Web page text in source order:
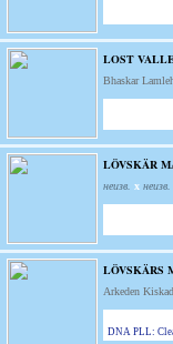
LOST
Bhaskar
LÖVSKÄR
неизв. x неизв.
LÖVSKÄRS
Arkeden
DNA PLL: